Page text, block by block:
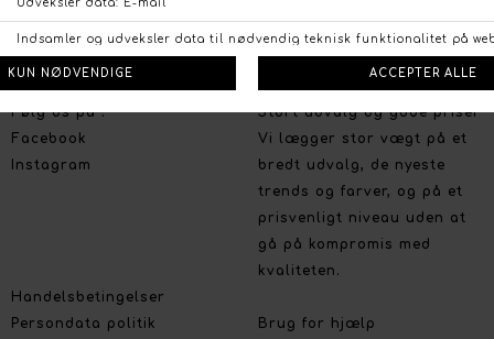
FØLG OS PÅ:FACEBOOK/INSTAGRAM
Social
Følg os på :
Facebook
Instagram
Handelsbetingelser
Persondata politik
Om Boutique Dorthe
Stort udvalg og gode priser
Vi lægger stor vægt på et
bredt udvalg, de nyeste
trends og farver, og på et
prisvenligt niveau uden at
gå på kompromis med
kvaliteten.
Brug for hjælp